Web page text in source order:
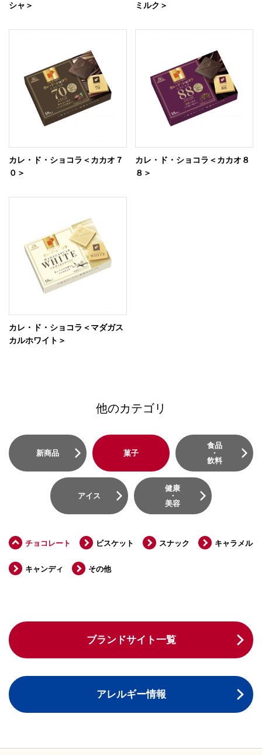
シャ＞
ミルク＞
カレ・ド・ショコラ＜カカオ７
０＞
カレ・ド・ショコラ＜カカオ８
８＞
カレ・ド・ショコラ＜マダガス
カルホワイト＞
他のカテゴリ
新商品 菓子
食品
・
飲料
アイス
健康
・
美容
チョコレート ビスケット スナック キャラメル
キャンディ その他
ブランドサイト一覧
アレルギー情報